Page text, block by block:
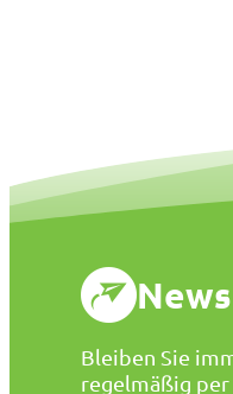
Bleiben Sie
regelmäßig per